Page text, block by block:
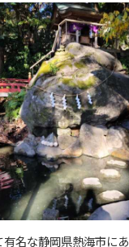
名な静岡県熱海市にあ